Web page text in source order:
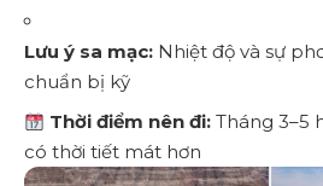
Lưu ý sa mạc: Nhiệt độ và sự
chuẩn bị kỹ
Thời điểm nên đi: Tháng 3–5
có thời tiết mát hơn